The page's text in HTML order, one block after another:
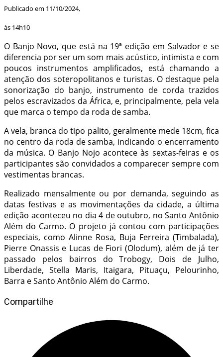
Publicado em 11/10/2024,
às 14h10
O Banjo Novo, que está na 19ª edição em Salvador e se
diferencia por ser um som mais acústico, intimista e com
poucos instrumentos amplificados, está chamando a
atenção dos soteropolitanos e turistas. O destaque pela
sonorização do banjo, instrumento de corda trazidos
pelos escravizados da África, e, principalmente, pela vela
que marca o tempo da roda de samba.
A vela, branca do tipo palito, geralmente mede 18cm, fica
no centro da roda de samba, indicando o encerramento
da música. O Banjo Nojo acontece às sextas-feiras e os
participantes são convidados a comparecer sempre com
vestimentas brancas.
Realizado mensalmente ou por demanda, seguindo as
datas festivas e as movimentações da cidade, a última
edição aconteceu no dia 4 de outubro, no Santo Antônio
Além do Carmo. O projeto já contou com participações
especiais, como Alinne Rosa, Buja Ferreira (Timbalada),
Pierre Onassis e Lucas de Fiori (Olodum), além de já ter
passado pelos bairros do Trobogy, Dois de Julho,
Liberdade, Stella Maris, Itaigara, Pituaçu, Pelourinho,
Barra e Santo Antônio Além do Carmo.
Compartilhe